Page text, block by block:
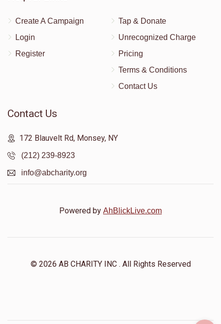
Create A Campaign
Login
Register
Tap & Donate
Unrecognized Charge
Pricing
Terms & Conditions
Contact Us
Contact Us
172 Blauvelt Rd, Monsey, NY
(212) 239-8923
info@abcharity.org
Powered by AhBlickLive.com
© 2026 AB CHARITY INC . All Rights Reserved